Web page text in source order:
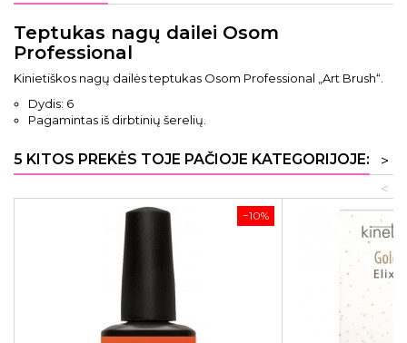
Teptukas nagų dailei Osom
Professional
Kinietiškos nagų dailės teptukas Osom Professional „Art Brush“.
Dydis: 6
Pagamintas iš dirbtinių šerelių.
5 KITOS PREKĖS TOJE PAČIOJE KATEGORIJOJE:
>
<
−10%